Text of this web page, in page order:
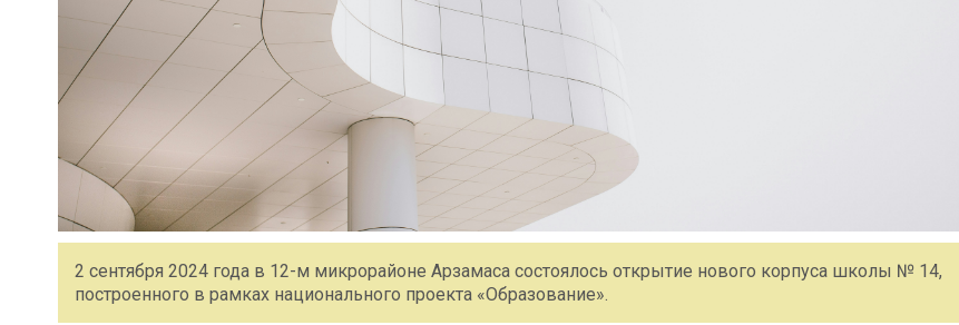
2 сентября 2024 года в 12-м микрорайоне Арзамаса состоялось открытие нового корпуса школы № 14,
построенного в рамках национального проекта «Образование».